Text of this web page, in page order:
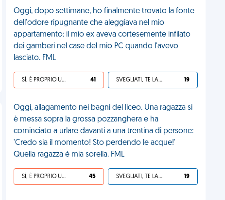
Oggi, dopo settimane, ho finalmente trovato la fonte
dell'odore ripugnante che aleggiava nel mio
appartamento: il mio ex aveva cortesemente infilato
dei gamberi nel case del mio PC quando l'avevo
lasciato. FML
SÌ, È PROPRIO UNA VDM! 41 SVEGLIATI, TE LA SEI CERCATA! 19
Oggi, allagamento nei bagni del liceo. Una ragazza si
è messa sopra la grossa pozzanghera e ha
cominciato a urlare davanti a una trentina di persone:
'Credo sia il momento! Sto perdendo le acque!'
Quella ragazza è mia sorella. FML
SÌ, È PROPRIO UNA VDM! 45 SVEGLIATI, TE LA SEI CERCATA! 19